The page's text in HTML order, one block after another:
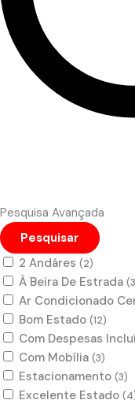
Pesquisa Avançada
Pesquisar
2 Andáres (2)
À Beira De Estrada
Ar Condicionado
Bom Estado (12)
Com Despesas
Com Mobília (3)
Estacionamento (3)
Excelente Estado